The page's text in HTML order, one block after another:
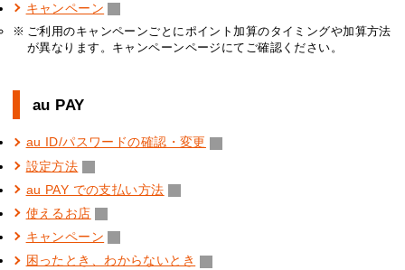
キャンペーン
ご利用のキャンペーンごとにポイント加算のタイミングや加算方法
が異なります。キャンペーンページにてご確認ください。
au PAY
au ID/パスワードの確認・変更
設定方法
au PAY での支払い方法
使えるお店
キャンペーン
困ったとき、わからないとき